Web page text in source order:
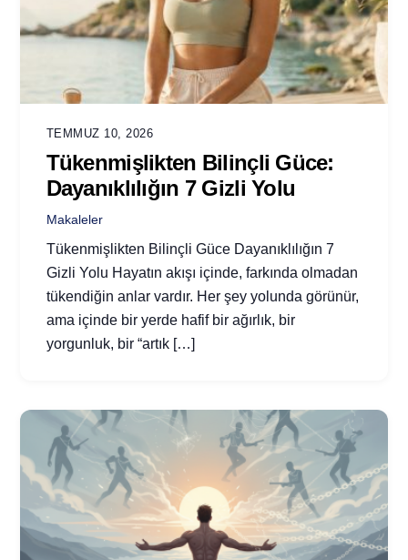
TEMMUZ 10, 2026
Tükenmişlikten Bilinçli Güce:
Dayanıklılığın 7 Gizli Yolu
Makaleler
Tükenmişlikten Bilinçli Güce Dayanıklılığın 7
Gizli Yolu Hayatın akışı içinde, farkında olmadan
tükendiğin anlar vardır. Her şey yolunda görünür,
ama içinde bir yerde hafif bir ağırlık, bir
yorgunluk, bir “artık […]